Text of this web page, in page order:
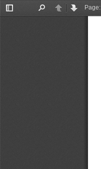
Toggle
PreviousNext
Page: